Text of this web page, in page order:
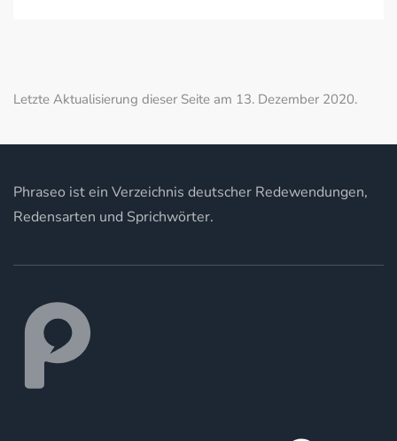
Letzte Aktualisierung dieser Seite am 13. Dezember 2020.
Phraseo ist ein Verzeichnis deutscher Redewendungen,
Redensarten und Sprichwörter.